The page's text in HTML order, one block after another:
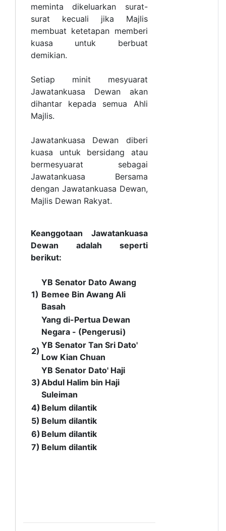
meminta dikeluarkan surat-
surat kecuali jika Majlis
membuat ketetapan memberi
kuasa untuk berbuat
demikian.
Setiap minit mesyuarat
Jawatankuasa Dewan akan
dihantar kepada semua Ahli
Majlis.
Jawatankuasa Dewan diberi
kuasa untuk bersidang atau
bermesyuarat sebagai
Jawatankuasa Bersama
dengan Jawatankuasa Dewan,
Majlis Dewan Rakyat.
Keanggotaan Jawatankuasa
Dewan adalah seperti
berikut:
1)
YB Senator Dato Awang
Bemee Bin Awang Ali
Basah
Yang di-Pertua Dewan
Negara - (Pengerusi)
2)
YB Senator Tan Sri Dato'
Low Kian Chuan
3)
YB Senator Dato' Haji
Abdul Halim bin Haji
Suleiman
4) Belum dilantik
5) Belum dilantik
6) Belum dilantik
7) Belum dilantik